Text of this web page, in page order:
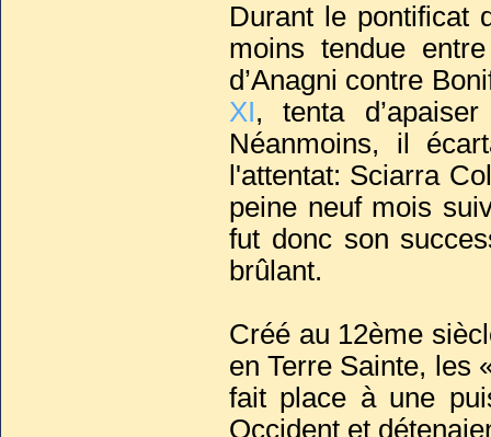
Durant le pontificat
moins tendue
d’Anagni contre
XI, tenta
Néanmoins, il
l'attentat: Sciarra
peine neuf mois
fut donc son
brûlant.
Créé au 12ème
en Terre Sainte, les
fait place à une
Occident et